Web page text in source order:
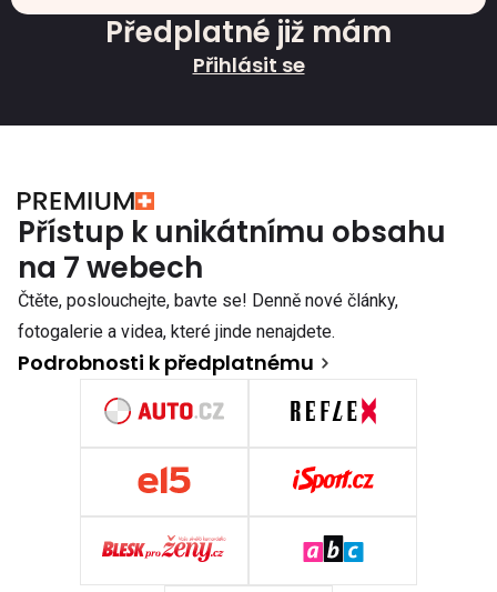
Předplatné již mám
Přihlásit se
Přístup k unikátnímu obsahu
na 7 webech
Čtěte, poslouchejte, bavte se! Denně nové články,
fotogalerie a videa, které jinde nenajdete.
Podrobnosti k předplatnému